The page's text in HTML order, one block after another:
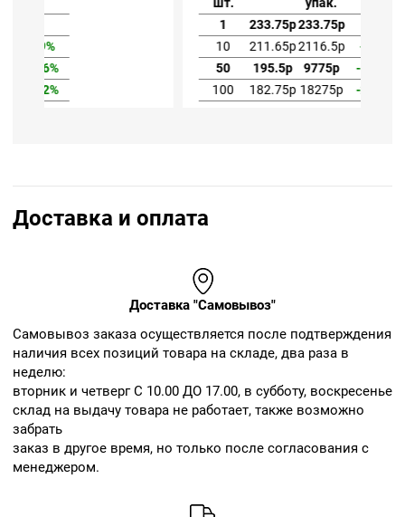
-9%
-16%
-22%
Доставка и оплата
Доставка "Самовывоз"
Cамовывоз заказа осуществляется после подтверждения
наличия всех позиций товара на складе, два раза в
неделю:
вторник и четверг С 10.00 ДО 17.00, в субботу, воскресенье
склад на выдачу товара не работает, также возможно
забрать
заказ в другое время, но только после согласования с
менеджером.